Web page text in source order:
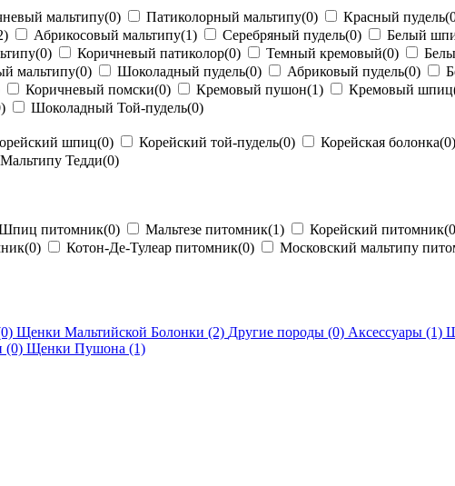
мальтипу(0) Патиколорный мальтипу(0) Красный пудель
Абрикосовый мальтипу(1) Серебряный пудель(0) Белый
(0) Коричневый патиколор(0) Темный кремовый(0)
мальтипу(0) Шоколадный пудель(0) Абриковый пудель(0)
Коричневый помски(0) Кремовый пушон(1) Кремовый шпиц
Шоколадный Той-пудель(0)
шпиц(0) Корейский той-пудель(0) Корейская болонка(0)
Мальтипу Тедди(0)
питомник(0) Мальтезе питомник(1) Корейский питомник
(0) Котон-Де-Тулеар питомник(0) Московский мальтипу
Щенки Мальтийской Болонки (2) Другие породы (0) Аксессуары (1)
(0) Щенки Пушона (1)